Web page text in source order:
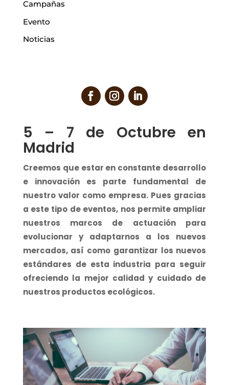
Campañas
Evento
Noticias
5 – 7 de Octubre en
Madrid
Creemos que estar en constante desarrollo
e innovación es parte fundamental de
nuestro valor como empresa. Pues gracias
a este tipo de eventos, nos permite ampliar
nuestros marcos de actuación para
evolucionar y adaptarnos a los nuevos
mercados, así como garantizar los nuevos
estándares de esta industria para seguir
ofreciendo la mejor calidad y cuidado de
nuestros productos ecológicos.